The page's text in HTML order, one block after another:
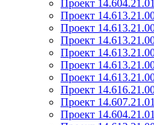
Проект
Проект
Проект
Проект
Проект
Проект
Проект
Проект
Проект
Проект